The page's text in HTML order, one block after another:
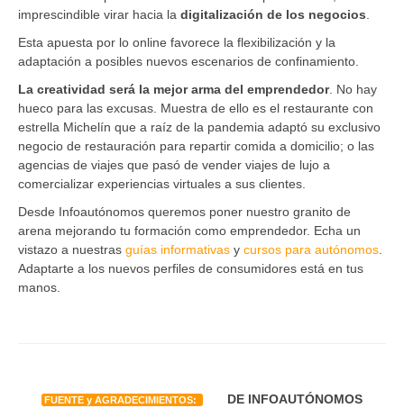
imprescindible virar hacia la digitalización de los negocios
Esta apuesta por lo online favorece la flexibilización y la
adaptación a posibles nuevos escenarios de confinamiento.
La creatividad será la mejor arma del emprendedor. No hay
hueco para las excusas. Muestra de ello es el restaurante con
estrella Michelín que a raíz de la pandemia adaptó su exclusivo
negocio de restauración para repartir comida a domicilio; o las
agencias de viajes que pasó de vender viajes de lujo a
comercializar experiencias virtuales a sus clientes.
Desde Infoautónomos queremos poner nuestro granito de
arena mejorando tu formación como emprendedor. Echa un
vistazo a nuestras guías informativas y cursos para autónomos
Adaptarte a los nuevos perfiles de consumidores está en tus
manos.
FUENTE y AGRADECIMIENTOS: DE INFOAUTÓNOMOS